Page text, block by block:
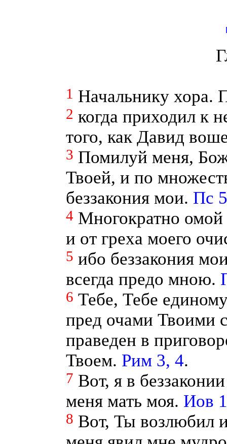
1 Начальнику хора.
2 когда приходил к
того, как Давид
3 Помилуй меня,
Твоей, и по
беззакония мои. Пс
4 Многократно омой
и от греха моего
5 ибо беззакония
всегда предо мною.
6 Тебе, Тебе
пред очами Твоими
праведен в
Твоем. Рим 3, 4.
7 Вот, я в
меня мать моя. Иов
8 Вот, Ты возлюбил